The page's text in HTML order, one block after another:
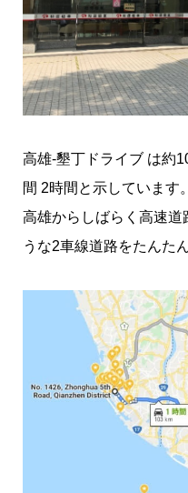
高雄-墾丁ドライブ は約
間 2時間と示しています
高雄からしばらく高速道
うな2車線道路をたんた